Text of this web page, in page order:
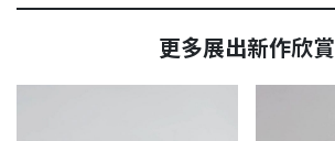
更多展出新作欣賞